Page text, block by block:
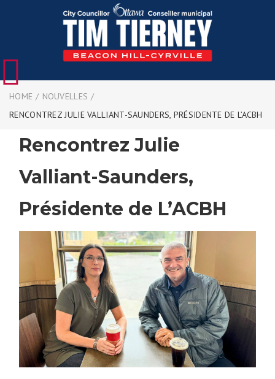
HOME / NOUVELLES /
RENCONTREZ JULIE VALLIANT-SAUNDERS, PRÉSIDENTE DE L’ACBH
Rencontrez Julie
Valliant-Saunders,
Présidente de L’ACBH